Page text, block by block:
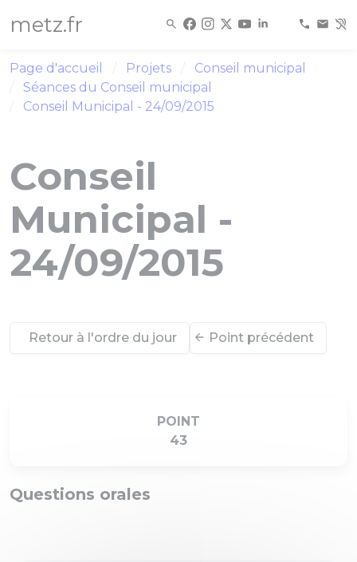
metz.fr
Page d'accueil Projets
Conseil municipal
Séances du Conseil municipal
Conseil Municipal - 24/09/2015
Conseil
Municipal -
24/09/2015
Retour à l'ordre du jour Point précédent
POINT
43
Questions orales